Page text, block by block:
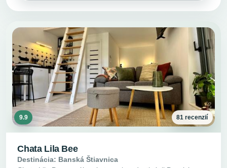
9.9 81 recenzií
Chata Lila Bee
Destinácia: Banská Štiavnica